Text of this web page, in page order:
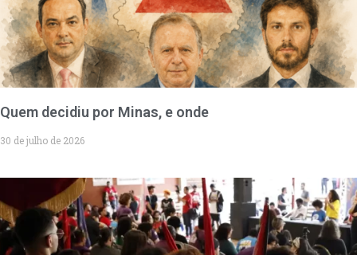
Quem decidiu por Minas, e onde
30 de julho de 2026